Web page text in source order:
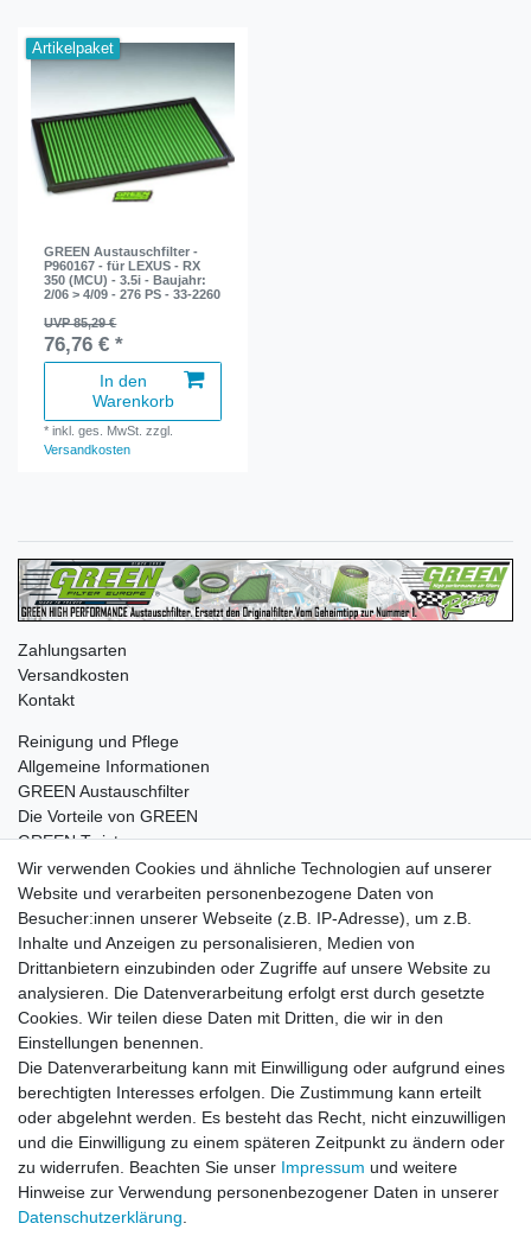
Artikelpaket
GREEN Austauschfilter -
P960167 - für LEXUS - RX
350 (MCU) - 3.5i - Baujahr:
2/06 > 4/09 - 276 PS - 33-2260
UVP 85,29 €
76,76 € *
In den
Warenkorb
*inkl. ges. MwSt. zzgl.
Versandkosten
Zahlungsarten
Versandkosten
Kontakt
Reinigung und Pflege
Allgemeine Informationen
GREEN Austauschfilter
Die Vorteile von GREEN
GREEN Twister
Impressum Daten­schutz­erklärung AGB
Barrierefreiheitserklärung Widerrufs­recht
Vertrag widerrufen Kontakt
© Copyright 2026 | Alle Rechte vorbehalten.
Wir verwenden Cookies und ähnliche Technologien auf unserer
Website und verarbeiten personenbezogene Daten von
Besucher:innen unserer Webseite (z.B. IP-Adresse), um z.B.
Inhalte und Anzeigen zu personalisieren, Medien von
Drittanbietern einzubinden oder Zugriffe auf unsere Website zu
analysieren. Die Datenverarbeitung erfolgt erst durch gesetzte
Cookies. Wir teilen diese Daten mit Dritten, die wir in den
Einstellungen benennen.
Die Datenverarbeitung kann mit Einwilligung oder aufgrund eines
berechtigten Interesses erfolgen. Die Zustimmung kann erteilt
oder abgelehnt werden. Es besteht das Recht, nicht einzuwilligen
und die Einwilligung zu einem späteren Zeitpunkt zu ändern oder
zu widerrufen. Beachten Sie unser Impressum und weitere
Hinweise zur Verwendung personenbezogener Daten in unserer
Daten­schutz­erklärung